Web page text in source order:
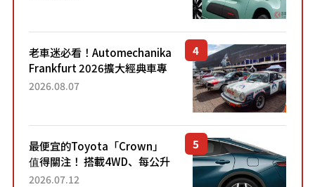
老車迷必看！Automechanika
Frankfurt 2026擴大經典車專
區 1954年珍稀古董車現場修復
2026.08.07
最便宜的Toyota「Crown」
值得關注！ 搭載4WD、每公升
22.4公里低油耗表現超亮眼！
2026.07.12